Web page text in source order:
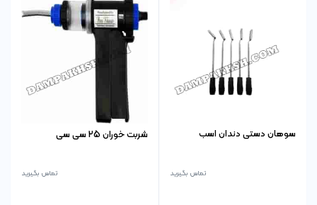
سوهان دستی دندان اسب
تماس بگیرید
شربت خوران 25 سی سی
تماس بگیرید